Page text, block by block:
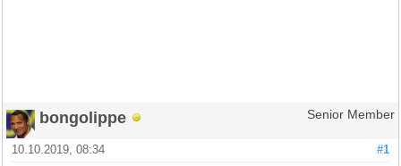
bongolippe Senior Member
#1
10.10.2019, 08:34